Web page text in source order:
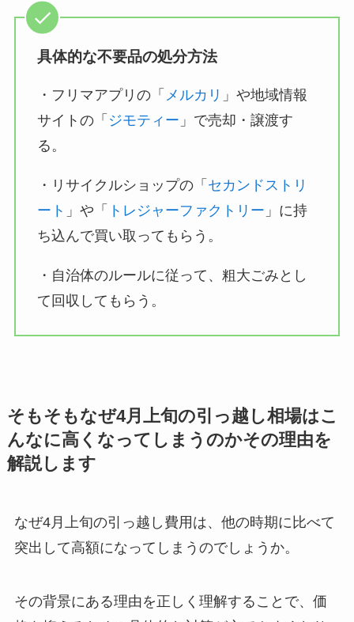
具体的な不要品の処分方法
・フリマアプリの「 メルカリ 」や地域情報
サイトの「 ジモティー 」で売却・譲渡す
る。
・リサイクルショップの「 セカンドストリ
ート 」や「 トレジャーファクトリー 」に持
ち込んで買い取ってもらう。
・自治体のルールに従って、粗大ごみとし
て回収してもらう。
そもそもなぜ4月上旬の引っ越し相場はこ
んなに高くなってしまうのかその理由を
解説します
なぜ4月上旬の引っ越し費用は、他の時期に比べて
突出して高額になってしまうのでしょうか。
その背景にある理由を正しく理解することで、価